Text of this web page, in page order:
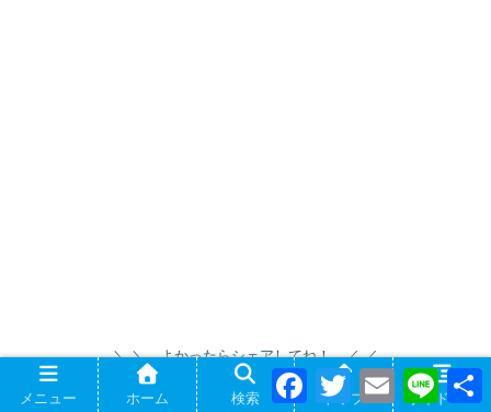
＼ よかったらシェアしてね！ ／
メニュー ホーム 検索 トップ サイドバー
T
w
E
m
L
i